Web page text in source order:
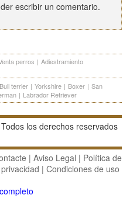
escribir un comentario.
perros | Adiestramiento
Bull terrier | Yorkshire | Boxer | San
| Labrador Retriever
los derechos reservados
| Aviso Legal | Política de
privacidad | Condiciones de uso